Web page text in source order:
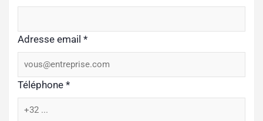
Adresse email *
Téléphone *